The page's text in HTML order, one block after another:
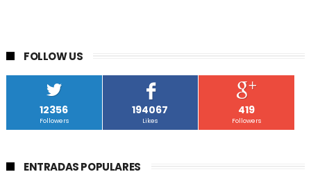
FOLLOW US
12356
Followers
194067
Likes
419
Followers
ENTRADAS POPULARES